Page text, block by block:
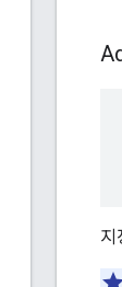
지